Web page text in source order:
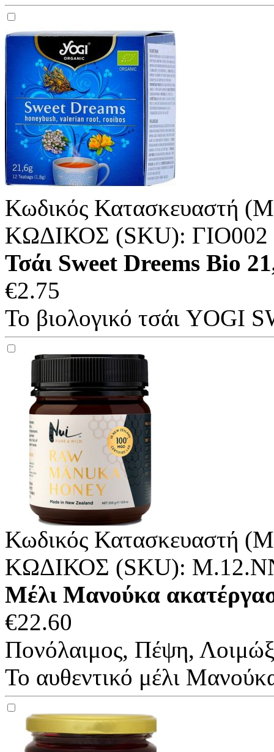
Κωδικός Κατασκευαστή
ΚΩΔΙΚΟΣ (SKU): ΓΙΟ002
Τσάι Sweet Dreems Bio
€2.75
Το βιολογικό τσάι YOGI
Κωδικός Κατασκευαστή
ΚΩΔΙΚΟΣ (SKU):
Μέλι Μανούκα
€22.60
Πονόλαιμος, Πέψη,
Το αυθεντικό μέλι